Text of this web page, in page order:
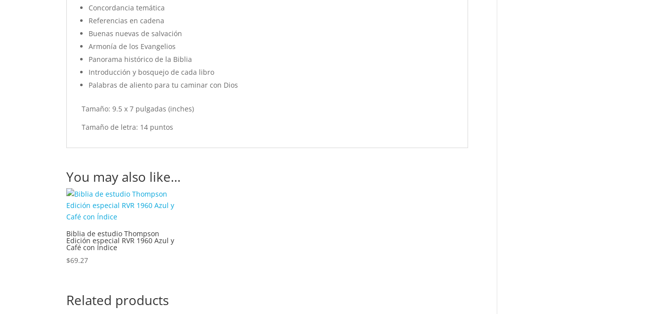
Concordancia temática
Referencias en cadena
Buenas nuevas de salvación
Armonía de los Evangelios
Panorama histórico de la Biblia
Introducción y bosquejo de cada libro
Palabras de aliento para tu caminar con Dios
Tamaño: 9.5 x 7 pulgadas (inches)
Tamaño de letra: 14 puntos
You may also like…
Biblia de estudio Thompson
Edición especial RVR 1960 Azul y
Café con Índice
$69.27
Related products